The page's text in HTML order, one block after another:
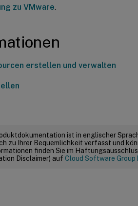
zu VMware.
erstellen und verwalten
ist in englischer
zu Ihrer Bequemlichkeit verfasst und
finden Sie im
Disclaimer) auf Cloud Software Group